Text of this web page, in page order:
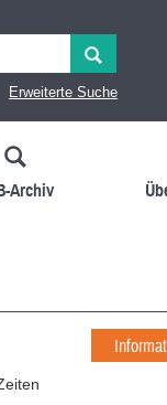
Erweiterte Suche
Archiv